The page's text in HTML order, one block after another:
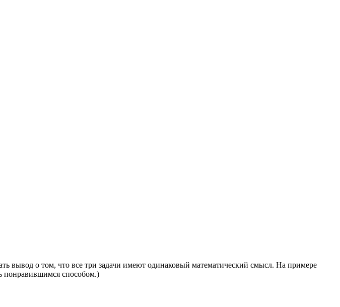
вывод о том, что все три задачи имеют одинаковый математический смысл. На примере
понравившимся способом.)